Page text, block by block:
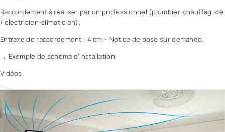
Raccordement à réaliser par un professionnel (plombier-chauffagiste
/ électricien-climaticien).
Entraxe de raccordement : 4 cm – Notice de pose sur demande.
→ Exemple de schéma d’installation
Vidéos